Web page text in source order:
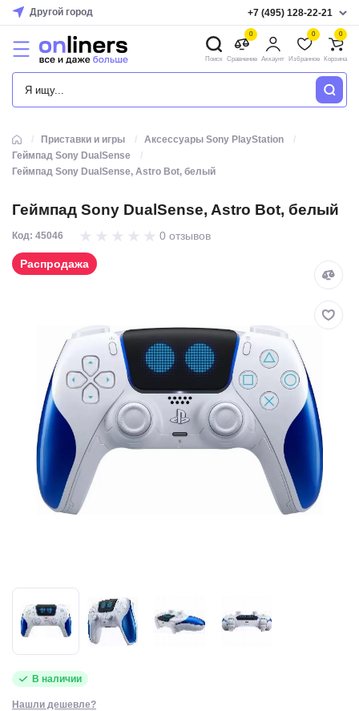
Другой город +7 (495) 128-22-21
КАТАЛОГ
Поиск
0
Сравнение Аккаунт
0
Избранное
0
Корзина
Приставки и игры
Аксессуары Sony PlayStation
Геймпад Sony DualSense
Геймпад Sony DualSense, Astro Bot, белый
Геймпад Sony DualSense, Astro Bot, белый
Код: 45046 0 отзывов
Распродажа
В наличии
Нашли дешевле?